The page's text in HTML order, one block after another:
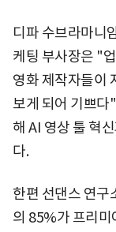
디파 수브라마니
케팅 부사장은 "
영화 제작자들이
보게 되어 기쁘다
해 AI 영상 툴 혁
다.
한편 선댄스 연구
의 85%가 프리